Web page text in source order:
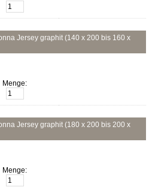
Jersey graphit (140 x 200 bis 160 x
Menge:
Jersey graphit (180 x 200 bis 200 x
Menge: